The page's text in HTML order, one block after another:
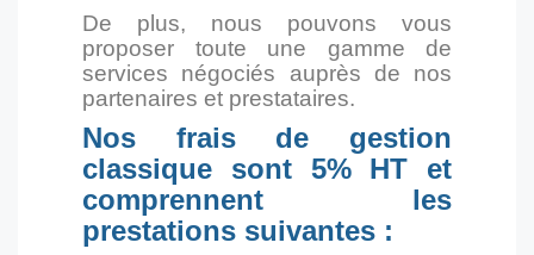
De plus, nous pouvons vous
proposer toute une gamme de
services négociés auprès de nos
partenaires et prestataires.
Nos frais de gestion
classique sont 5% HT et
comprennent les
prestations suivantes :